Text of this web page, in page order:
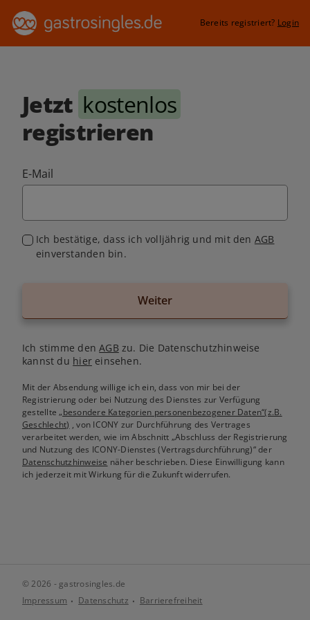
Bereits registriert? Login
Jetzt kostenlos
registrieren
E-Mail
Ich bestätige, dass ich volljährig und mit den AGB
einverstanden bin.
Weiter
Ich stimme denAGB zu. Die Datenschutzhinweise
kannst du hiereinsehen.
Mit der Absendung willige ich ein, dass von mir bei der
Registrierung oder bei Nutzung des Dienstes zur Verfügung
gestellte„besondere Kategorien personenbezogener Daten“(z.B.
Geschlecht) , von ICONY zur Durchführung des Vertrages
verarbeitet werden, wie im Abschnitt „Abschluss der Registrierung
und Nutzung des ICONY-Dienstes (Vertragsdurchführung)“ der
Datenschutzhinweise näher beschrieben. Diese Einwilligung kann
ich jederzeit mit Wirkung für die Zukunft widerrufen.
© 2026 - gastrosingles.de
Impressum
Datenschutz Barrierefreiheit